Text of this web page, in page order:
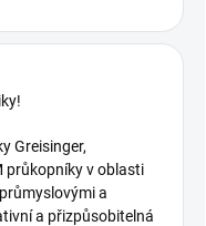
Greisinger,
průkopníky v oblasti
a
a přizpůsobitelná